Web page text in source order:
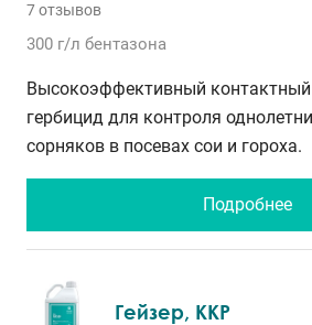
7 отзывов
300 г/л бентазона
Высокоэффективный
гербицид для контроля
сорняков в посевах сои и гороха.
Подробнее
Гейзер, ККР